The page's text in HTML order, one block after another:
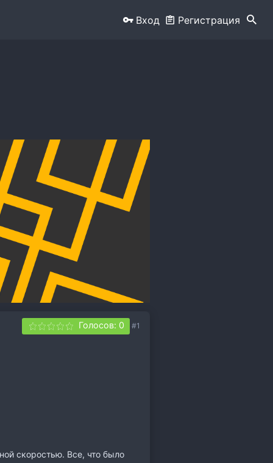
Вход Регистрация
Голосов: 0 #1
скоростью. Все, что было